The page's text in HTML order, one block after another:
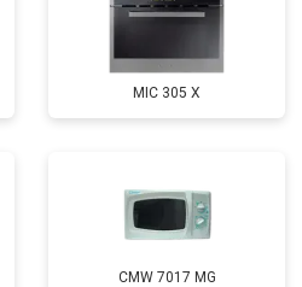
MIC 305 X
CMW 7017 MG